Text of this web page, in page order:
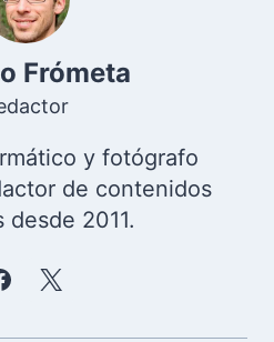
Frómeta
y fotógrafo
de contenidos
desde 2011.